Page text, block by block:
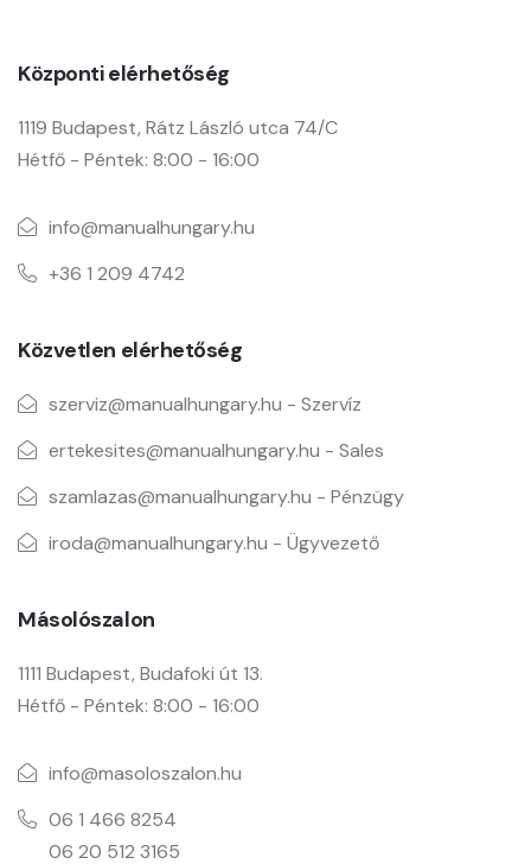
Központi elérhetőség
1119 Budapest, Rátz László utca 74/C
Hétfő - Péntek: 8:00 - 16:00
info@manualhungary.hu
+36 1 209 4742
Közvetlen elérhetőség
szerviz@manualhungary.hu - Szervíz
ertekesites@manualhungary.hu - Sales
szamlazas@manualhungary.hu - Pénzügy
iroda@manualhungary.hu - Ügyvezető
Másolószalon
1111 Budapest, Budafoki út 13.
Hétfő - Péntek: 8:00 - 16:00
info@masoloszalon.hu
06 1 466 8254
06 20 512 3165